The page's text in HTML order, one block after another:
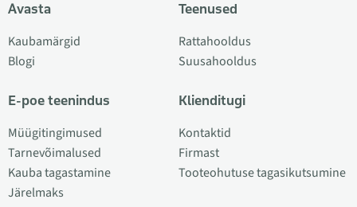
Avasta
Kaubamärgid
Blogi
E-poe teenindus
Müügitingimused
Tarnevõimalused
Kauba tagastamine
Järelmaks
Teenused
Rattahooldus
Suusahooldus
Klienditugi
Kontaktid
Firmast
Tooteohutuse tagasikutsumine